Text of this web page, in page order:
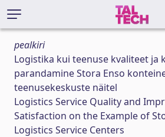
pealkiri
Logistika kui teenuse kvaliteet ja
parandamine Stora Enso
teenusekeskuste näitel
Logistics Service Quality and
Satisfaction on the Example of
Logistics Service Centers